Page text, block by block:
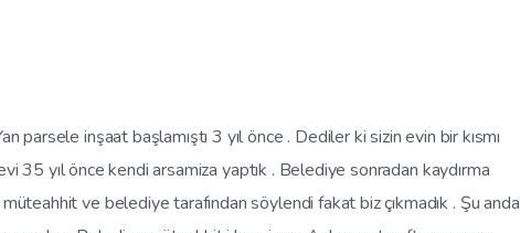
parsele inşaat başlamıştı 3 yıl önce . Dediler ki sizin evin bir kısmı
35 yıl önce kendi arsamiza yaptık . Belediye sonradan kaydırma
ve belediye tarafından söylendi fakat biz çıkmadık . Şu anda